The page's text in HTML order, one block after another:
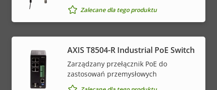
Zalecane dla tego produktu
AXIS T8504-R Industrial PoE Switch
Zarządzany przełącznik PoE do
zastosowań przemysłowych